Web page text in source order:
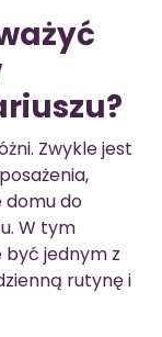
Zwykle jest
domu do
W tym
być jednym z
rutynę i